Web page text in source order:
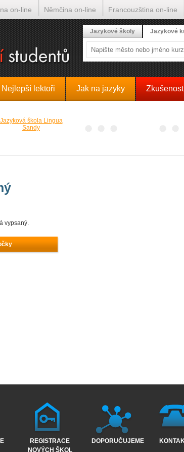
Nejlepší lektoři Jak na jazyky
vypsaný.
Jazykové školy Jazykové
REGISTRACE
NOVÝCH ŠKOL
DOPORUČUJEME
on-line Němčina on-line Francouzština on-line